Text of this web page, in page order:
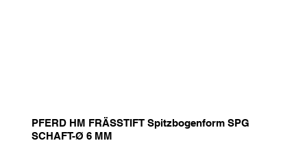
PFERD HM FRÄSSTIFT Spitzbogenform SPG
SCHAFT-Ø 6 MM